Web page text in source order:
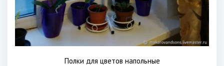
Полки для цветов напольные